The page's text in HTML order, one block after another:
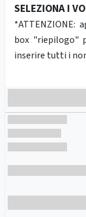
SELEZIONA I
box "riepilogo"
inserire tutti i